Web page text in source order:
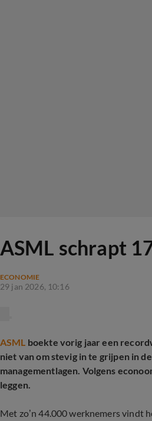
ASML schrapt
ECONOMIE
29 jan 2026, 10:16
ASML boekte vorig jaar een
niet van om stevig in te grijpen in
managementlagen. Volgens
leggen.
Met zo’n 44.000 werknemers vindt